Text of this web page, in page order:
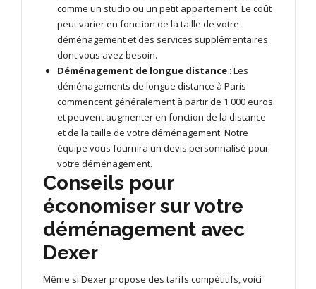
comme un studio ou un petit appartement. Le coût
peut varier en fonction de la taille de votre
déménagement et des services supplémentaires
dont vous avez besoin.
Déménagement de longue distance : Les
déménagements de longue distance à Paris
commencent généralement à partir de 1 000 euros
et peuvent augmenter en fonction de la distance
et de la taille de votre déménagement. Notre
équipe vous fournira un devis personnalisé pour
votre déménagement.
Conseils pour
économiser sur votre
déménagement avec
Dexer
Même si Dexer propose des tarifs compétitifs, voici